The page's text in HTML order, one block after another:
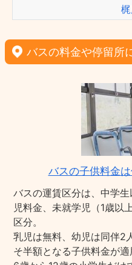
バスの料金や停留所
バスの子供料金
バスの運賃区分は、中学
児料金、未就学児（1歳以
区分。
乳児は無料、幼児は同伴2
そ半額となる子供料金が